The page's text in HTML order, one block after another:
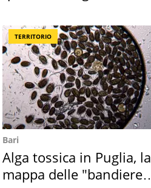
TERRITORIO
Bari
Alga tossica in Puglia, la
mappa delle "bandiere